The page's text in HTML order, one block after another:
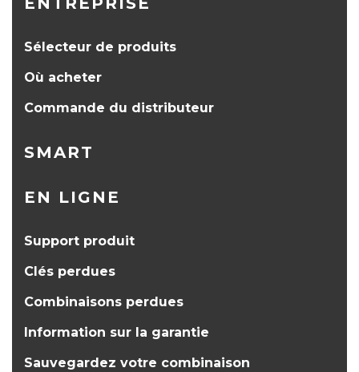
Sélecteur de produits
Où acheter
Commande du distributeur
SMART
EN LIGNE
Support produit
Clés perdues
Combinaisons perdues
Information sur la garantie
Sauvegardez votre combinaison